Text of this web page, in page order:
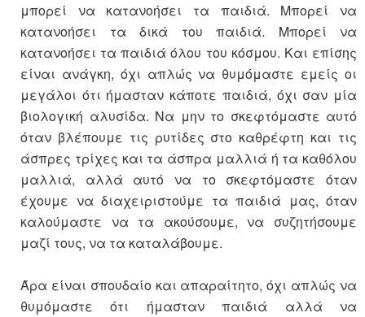
μπορεί να κατανοήσει τα παιδιά. Μπορεί να
κατανοήσει τα δικά του παιδιά. Μπορεί να
κατανοήσει τα παιδιά όλου του κόσμου. Και επίσης
είναι ανάγκη, όχι απλώς να θυμόμαστε εμείς οι
μεγάλοι ότι ήμασταν κάποτε παιδιά, όχι σαν μία
βιολογική αλυσίδα. Να μην το σκεφτόμαστε αυτό
όταν βλέπουμε τις ρυτίδες στο καθρέφτη και τις
άσπρες τρίχες και τα άσπρα μαλλιά ή τα καθόλου
μαλλιά, αλλά αυτό να το σκεφτόμαστε όταν
έχουμε να διαχειριστούμε τα παιδιά μας, όταν
καλούμαστε να τα ακούσουμε, να συζητήσουμε
μαζί τους, να τα καταλάβουμε.
Άρα είναι σπουδαίο και απαραίτητο, όχι απλώς να
θυμόμαστε ότι ήμασταν παιδιά αλλά να